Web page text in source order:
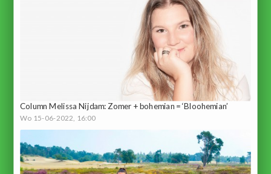
Column Melissa Nijdam: Zomer + bohemian = ‘Bloohemian’
Wo 15-06-2022, 16:00